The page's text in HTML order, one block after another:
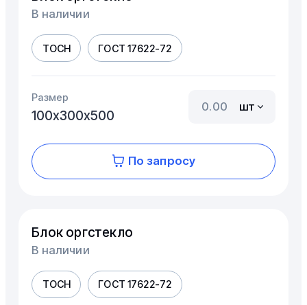
В наличии
ТОСН ГОСТ 17622-72
Размер
100х300х500
шт
По запросу
Блок оргстекло
В наличии
ТОСН ГОСТ 17622-72